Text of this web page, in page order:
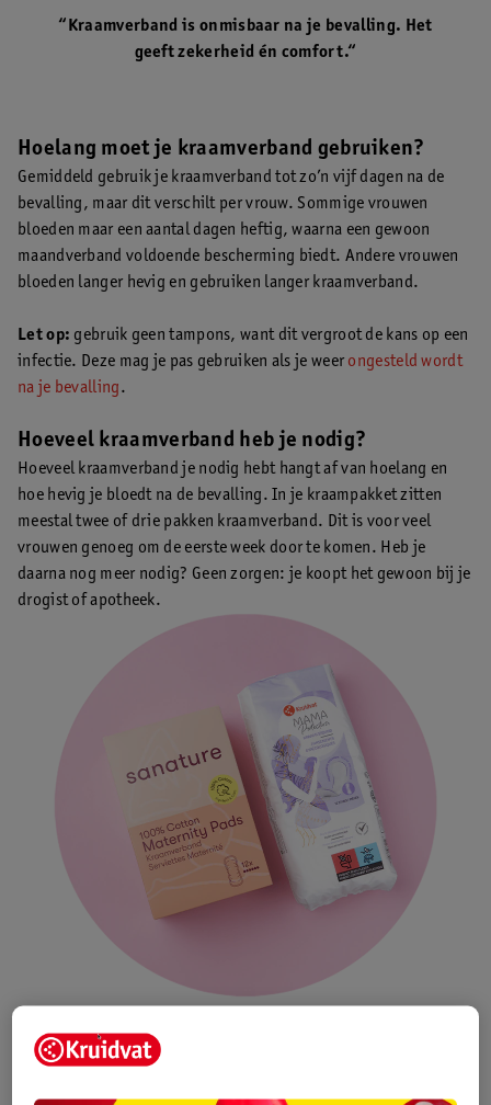
“Kraamverband is onmisbaar na je bevalling. Het
geeft zekerheid én comfort.“
Hoelang moet je kraamverband gebruiken?
Gemiddeld gebruik je kraamverband tot zo’n vijf dagen na de
bevalling, maar dit verschilt per vrouw. Sommige vrouwen
bloeden maar een aantal dagen heftig, waarna een gewoon
maandverband voldoende bescherming biedt. Andere vrouwen
bloeden langer hevig en gebruiken langer kraamverband.
Let op: gebruik geen tampons, want dit vergroot de kans op een
infectie. Deze mag je pas gebruiken als je weer ongesteld wordt
na je bevalling.
Hoeveel kraamverband heb je nodig?
Hoeveel kraamverband je nodig hebt hangt af van hoelang en
hoe hevig je bloedt na de bevalling. In je kraampakket zitten
meestal twee of drie pakken kraamverband. Dit is voor veel
vrouwen genoeg om de eerste week door te komen. Heb je
daarna nog meer nodig? Geen zorgen: je koopt het gewoon bij je
drogist of apotheek.
Na de eerste dagen wordt het bloeden meestal een stuk minder.
Dan kun je overstappen op maandverband of inlegkruisjes,